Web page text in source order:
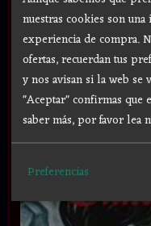
nuestras cookies son
experiencia de compra.
ofertas, recuerdan tus
y nos avisan si la web
"Aceptar" confirmas que
saber más, por favor lea
Preferencias